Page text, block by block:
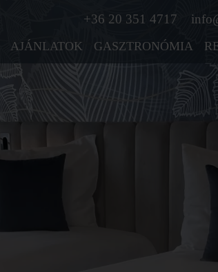
+36 20 351 4717
AJÁNLATOK GASZTRONÓMIA